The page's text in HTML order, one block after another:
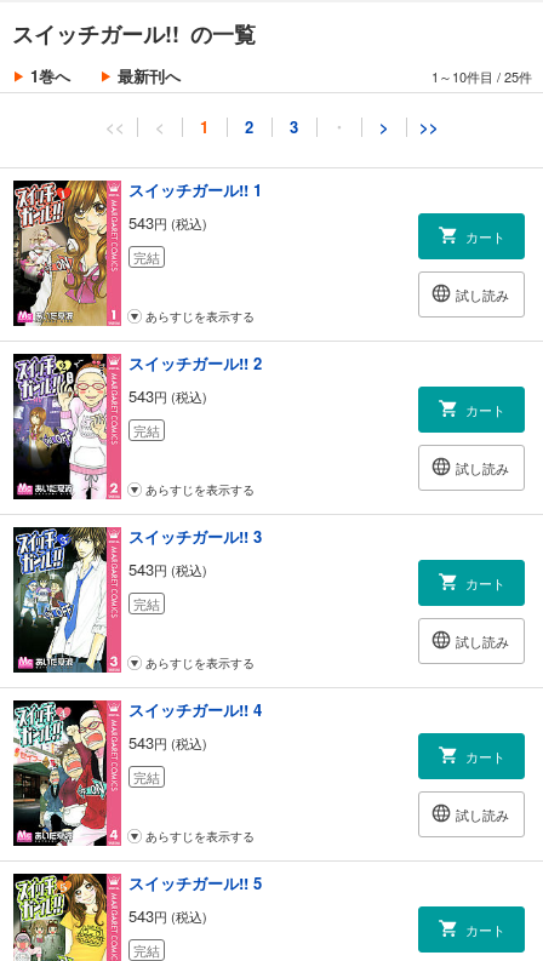
スイッチガール!! の一覧
1巻へ 最新刊へ 1～10件目 /25件
<< < 1 2 3 ・ > >>
スイッチガール!! 1
543円 (税込)
完結
カート
試し読み
あらすじを表示する
スイッチガール!! 2
543円 (税込)
完結
カート
試し読み
あらすじを表示する
スイッチガール!! 3
543円 (税込)
完結
カート
試し読み
あらすじを表示する
スイッチガール!! 4
543円 (税込)
完結
カート
試し読み
あらすじを表示する
スイッチガール!! 5
543円 (税込)
完結
カート